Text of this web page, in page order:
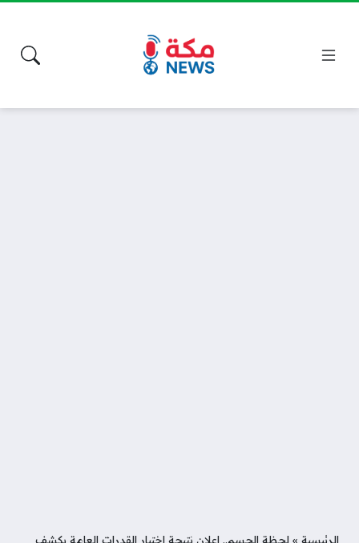
الرئيسية » لحظة الحسم.. إعلان نتيجة اختبار القدرات العامة يكشف